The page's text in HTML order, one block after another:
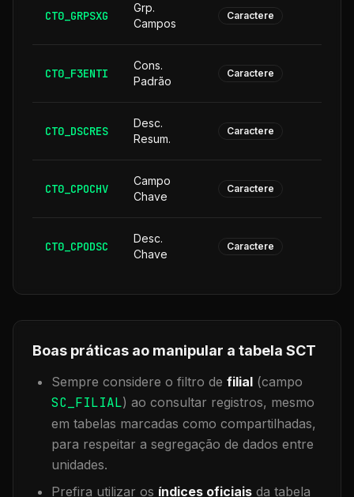
CT0_GRPSXG
Grp.
Campos
Caractere
CT0_F3ENTI
Cons.
Padrão
Caractere
CT0_DSCRES
Desc.
Resum.
Caractere
CT0_CPOCHV
Campo
Chave
Caractere
CT0_CPODSC
Desc.
Chave
Caractere
Boas práticas ao manipular a tabela SCT
Sempre considere o filtro de filial (campo
SC_FILIAL) ao consultar registros, mesmo
em tabelas marcadas como compartilhadas,
para respeitar a segregação de dados entre
unidades.
Prefira utilizar os índices oficiais da tabela